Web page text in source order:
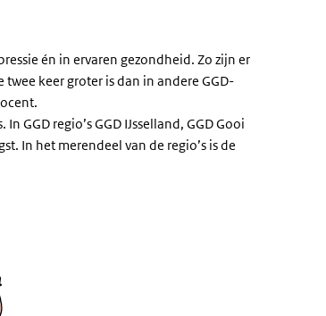
én in ervaren gezondheid. Zo zijn er
keer groter is dan in andere GGD-
GGD regio’s GGD IJsselland, GGD Gooi
In het merendeel van de regio’s is de